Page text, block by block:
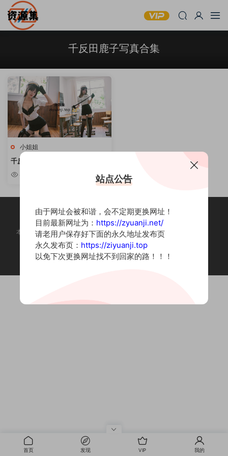
千反田鹿子写真合集
小姐姐
千反田鹿子 – 5套写真套图合集
[持续更新]
4.78k
本站为摄影写真图片网站，内容来自网络收集整理，仅作个人学习使用。
如有违法内容请联系删除
Copyright © 2022 资源集
首页 发现 VIP 我的
站点公告
由于网址会被和谐，会不定期更换网址！
目前最新网址为： https://zyuanji.net/
请老用户保存好下面的永久地址发布页
永久发布页： https://ziyuanji.top
以免下次更换网址找不到回家的路！！！